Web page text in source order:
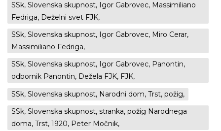
SSk, Slovenska skupnost, Igor Gabrovec, Massimiliano
Fedriga, Deželni svet FJK,
SSk, Slovenska skupnost, Igor Gabrovec, Miro Cerar,
Massimiliano Fedriga,
SSk, Slovenska skupnost, Igor Gabrovec, Panontin,
odbornik Panontin, Dežela FJK, FJK,
SSk, Slovenska skupnost, Narodni dom, Trst, požig,
SSk, Slovenska skupnost, stranka, požig Narodnega
doma, Trst, 1920, Peter Močnik,